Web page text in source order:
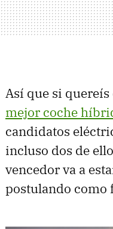
Así que si
mejor coche
candidatos
incluso dos de
vencedor va a
postulando como